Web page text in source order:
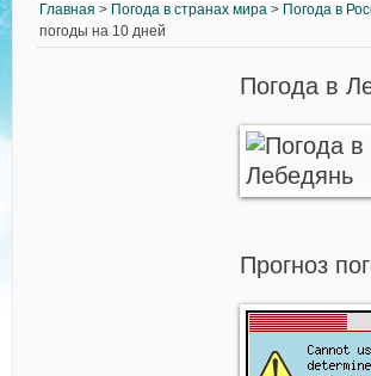
Главная > Погода в странах мира > Погода в
погоды на 10 дней
Погода в
Прогноз